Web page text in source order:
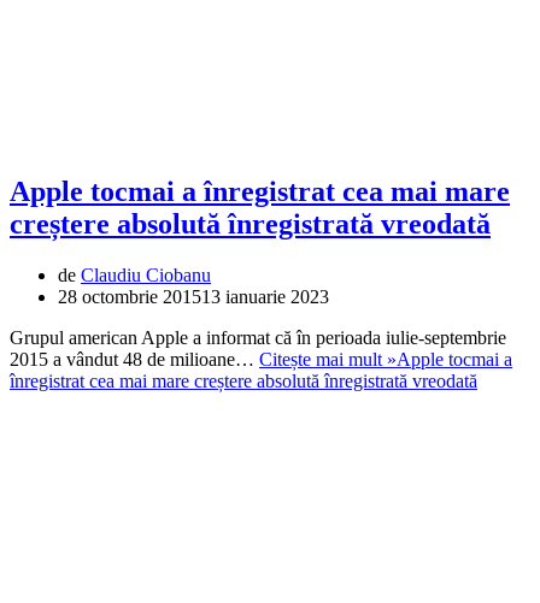
Apple tocmai a înregistrat cea mai mare
creștere absolută înregistrată vreodată
de Claudiu Ciobanu
28 octombrie 201513 ianuarie 2023
Grupul american Apple a informat că în perioada iulie-septembrie
2015 a vândut 48 de milioane… Citește mai mult »Apple tocmai a
înregistrat cea mai mare creștere absolută înregistrată vreodată